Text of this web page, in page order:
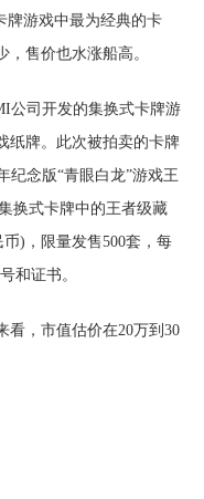
牌游戏中最为经典的卡
售价也水涨船高。
司开发的集换式卡牌游
纸牌。此次被拍卖的卡牌
纪念版“青眼白龙”游戏王
换式卡牌中的王者级藏
)，限量发售500套，每
和证书。
，市值估价在20万到30